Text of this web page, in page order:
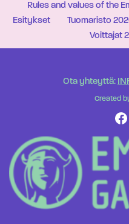
Rules and values of the
Esitykset
Tuomaristo
Voittajat
Ota yhteyttä:
Created